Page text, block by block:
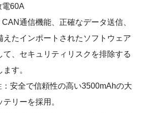
電60A
通信機能、正確なデータ送信、
えたインポートされたソフトウェア
て、セキュリティリスクを排除する
す。
安全で信頼性の高い3500mAhの大
リーを採用。